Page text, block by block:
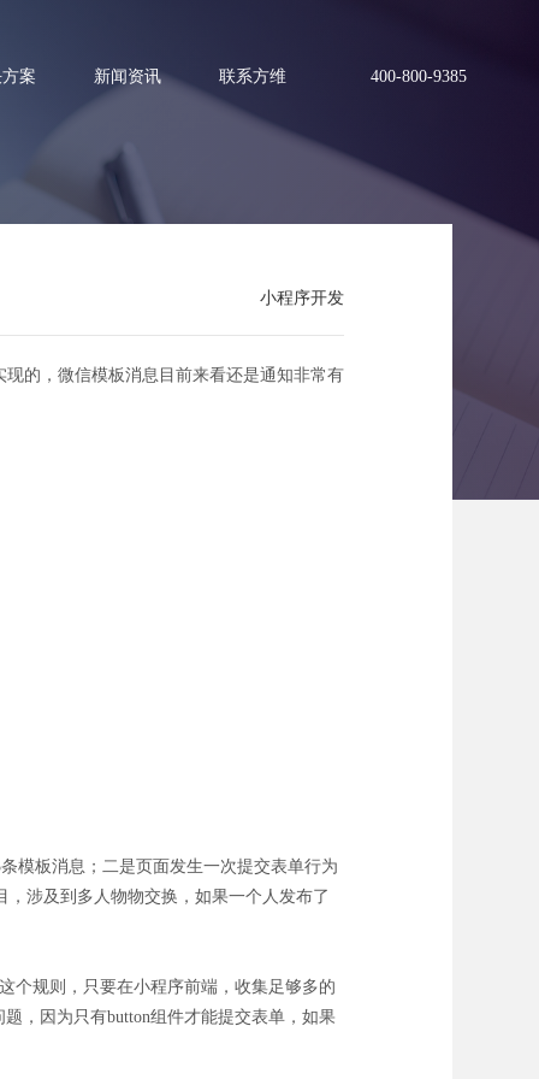
案 新闻资讯 联系方维 400-800-9385
小程序开发
现的，微信模板消息目前来看还是通知非常有
模板消息；二是页面发生一次提交表单行为
涉及到多人物物交换，如果一个人发布了
个规则，只要在小程序前端，收集足够多的
，因为只有button组件才能提交表单，如果